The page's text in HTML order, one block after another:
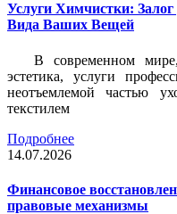
Услуги Химчистки: Залог
Вида Ваших Вещей
В современном
эстетика, услуги
неотъемлемой частью
текстилем
Подробнее
14.07.2026
Финансовое
правовые механизмы